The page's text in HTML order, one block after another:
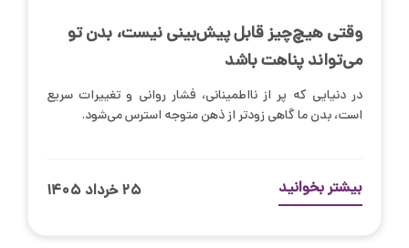
وقتی هیچ‌چیز قابل پیش‌بینی نیست، بدن تو
می‌تواند پناهت باشد
در دنیایی که پر از نااطمینانی، فشار روانی و تغییرات سریع
است، بدن ما گاهی زودتر از ذهن متوجه استرس می‌شود.
بیشتر بخوانید ۲۵ خرداد ۱۴۰۵